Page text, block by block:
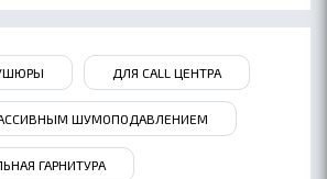
ДЛЯ CALL ЦЕНТРА
ШУМОПОДАВЛЕНИЕМ
ГАРНИТУРА